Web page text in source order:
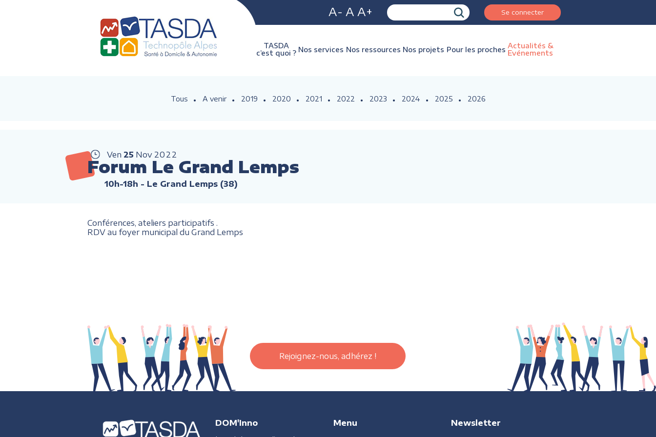
A- A A+ Se connecter
TASDA
c’est quoi ? Nos services Nos ressources Nos projets Pour les proches Actualités &
Evénements
Tous A venir 2019 2020 2021 2022 2023 2024 2025 2026
Ven 25 Nov 2022
Forum Le Grand Lemps
10h-18h - Le Grand Lemps (38)
Conférences, ateliers participatifs .
RDV au foyer municipal du Grand Lemps
Rejoignez-nous, adhérez !
DOM'Inno Menu Newsletter